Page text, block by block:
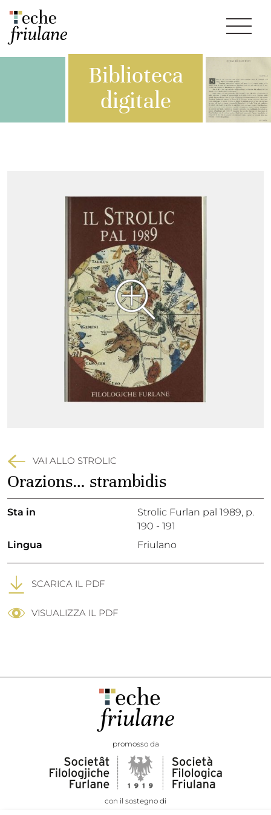
Biblioteca
digitale
VAI ALLO STROLIC
Orazions… strambidis
Sta in Strolic Furlan pal 1989, p.
190 - 191
Lingua
Friulano
SCARICA IL PDF
VISUALIZZA IL PDF
promosso da
con il sostegno di